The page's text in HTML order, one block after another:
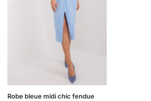
Robe bleue midi chic fendue